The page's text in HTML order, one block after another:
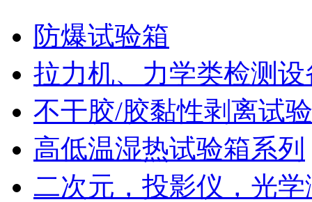
防爆试验箱
拉力机、力学类检测设
不干胶/胶黏性剥离试
高低温湿热试验箱系列
二次元，投影仪，光学